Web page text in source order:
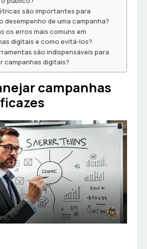
são importantes para
desempenho de uma campanha?
os erros mais comuns em
digitais e como evitá-los?
são indispensáveis para
campanhas digitais?
campanhas